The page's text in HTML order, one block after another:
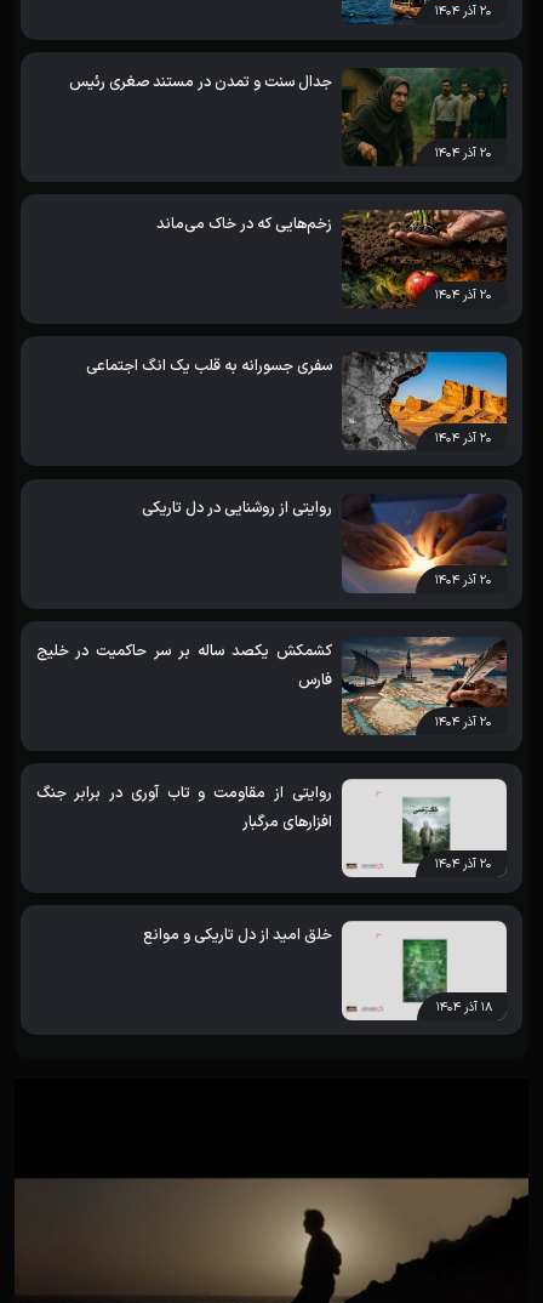
۲۰ آذر ۱۴۰۴
۲۰ آذر ۱۴۰۴
جدال سنت و تمدن در مستند صغری رئیس
۲۰ آذر ۱۴۰۴
زخم‌هایی که در خاک می‌ماند
۲۰ آذر ۱۴۰۴
سفری جسورانه به قلب یک انگ اجتماعی
۲۰ آذر ۱۴۰۴
روایتی از روشنایی در دل تاریکی
۲۰ آذر ۱۴۰۴
کشمکش یکصد ساله بر سر حاکمیت در خلیج
فارس
۲۰ آذر ۱۴۰۴
روایتی از مقاومت و تاب آوری در برابر جنگ
افزارهای مرگبار
۱۸ آذر ۱۴۰۴
خلق امید از دل تاریکی و موانع